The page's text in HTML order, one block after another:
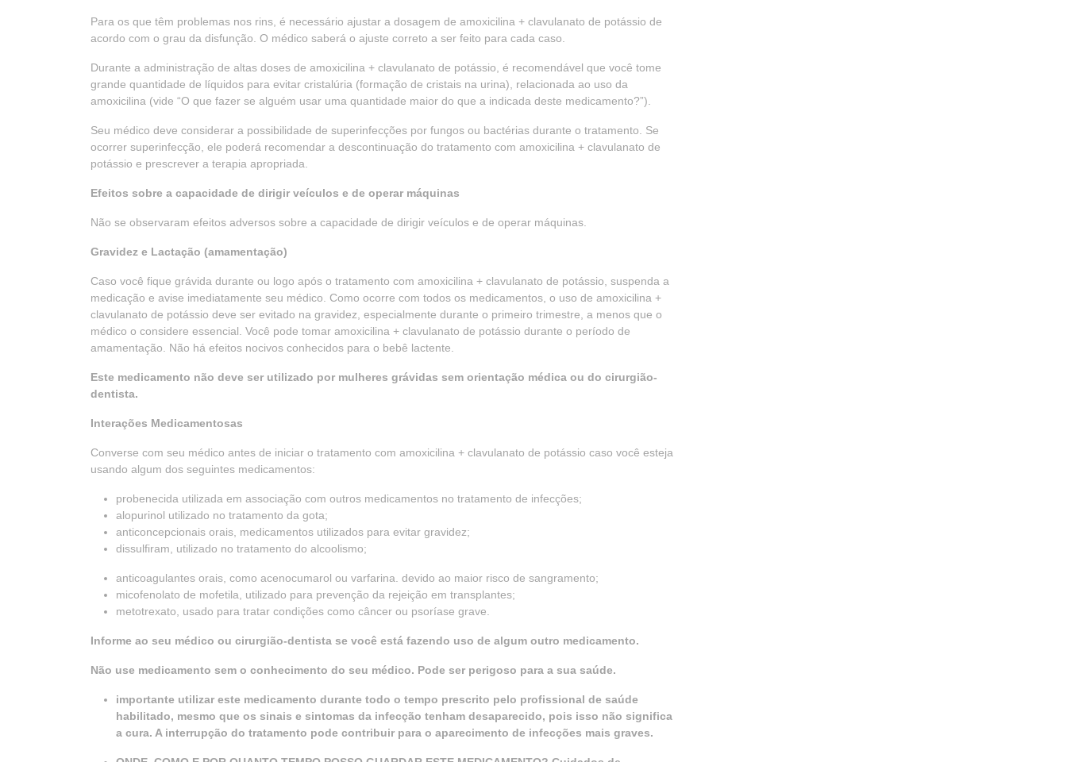
Para os que têm problemas nos rins, é necessário ajustar a dosagem de amoxicilina + clavulanato de potássio de
acordo com o grau da disfunção. O médico saberá o ajuste correto a ser feito para cada caso.
Durante a administração de altas doses de amoxicilina + clavulanato de potássio, é recomendável que você tome
grande quantidade de líquidos para evitar cristalúria (formação de cristais na urina), relacionada ao uso da
amoxicilina (vide “O que fazer se alguém usar uma quantidade maior do que a indicada deste medicamento?”).
Seu médico deve considerar a possibilidade de superinfecções por fungos ou bactérias durante o tratamento. Se
ocorrer superinfecção, ele poderá recomendar a descontinuação do tratamento com amoxicilina + clavulanato de
potássio e prescrever a terapia apropriada.
Efeitos sobre a capacidade de dirigir veículos e de operar máquinas
Não se observaram efeitos adversos sobre a capacidade de dirigir veículos e de operar máquinas.
Gravidez e Lactação (amamentação)
Caso você fique grávida durante ou logo após o tratamento com amoxicilina + clavulanato de potássio, suspenda a
medicação e avise imediatamente seu médico. Como ocorre com todos os medicamentos, o uso de amoxicilina +
clavulanato de potássio deve ser evitado na gravidez, especialmente durante o primeiro trimestre, a menos que o
médico o considere essencial. Você pode tomar amoxicilina + clavulanato de potássio durante o período de
amamentação. Não há efeitos nocivos conhecidos para o bebê lactente.
Este medicamento não deve ser utilizado por mulheres grávidas sem orientação médica ou do cirurgião-
dentista.
Interações Medicamentosas
Converse com seu médico antes de iniciar o tratamento com amoxicilina + clavulanato de potássio caso você esteja
usando algum dos seguintes medicamentos:
probenecida utilizada em associação com outros medicamentos no tratamento de infecções;
alopurinol utilizado no tratamento da gota;
anticoncepcionais orais, medicamentos utilizados para evitar gravidez;
dissulfiram, utilizado no tratamento do alcoolismo;
anticoagulantes orais, como acenocumarol ou varfarina. devido ao maior risco de sangramento;
micofenolato de mofetila, utilizado para prevenção da rejeição em transplantes;
metotrexato, usado para tratar condições como câncer ou psoríase grave.
Informe ao seu médico ou cirurgião-dentista se você está fazendo uso de algum outro medicamento.
Não use medicamento sem o conhecimento do seu médico. Pode ser perigoso para a sua saúde.
importante utilizar este medicamento durante todo o tempo prescrito pelo profissional de saúde
habilitado, mesmo que os sinais e sintomas da infecção tenham desaparecido, pois isso não significa
a cura. A interrupção do tratamento pode contribuir para o aparecimento de infecções mais graves.